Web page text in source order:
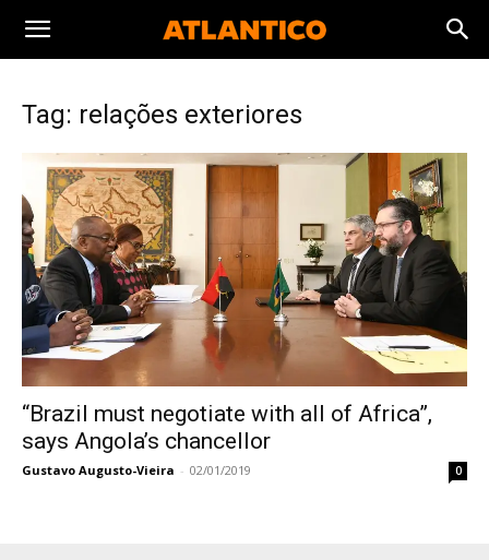
Tag: relações exteriores
“Brazil must negotiate with all of Africa”,
says Angola’s chancellor
Gustavo Augusto-Vieira - 02/01/2019 0